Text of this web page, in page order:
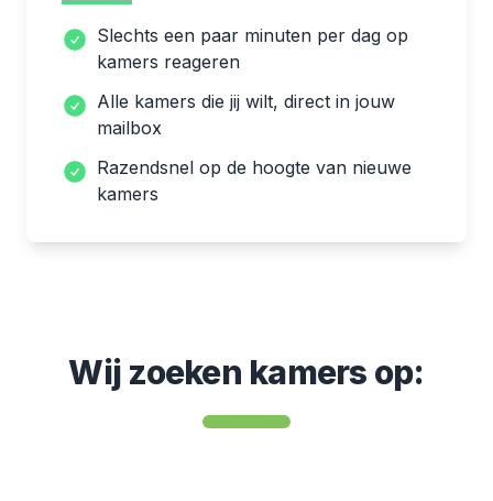
Slechts een paar minuten per dag op
kamers reageren
Alle kamers die jij wilt, direct in jouw
mailbox
Razendsnel op de hoogte van nieuwe
kamers
Wij zoeken kamers op: